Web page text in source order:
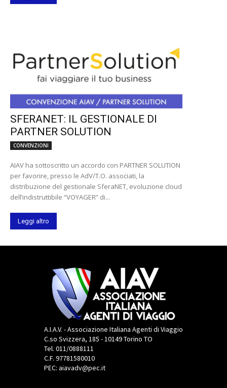
SFERANET: IL GESTIONALE DI
PARTNER SOLUTION
CONVENZIONI
AIAV ha sottoscritto un accordo con PARTNER SOLUTION
per favorire, presso le AdV/T.O. associati, la
distribuzione del gestionale SferaNET, evoluzione cloud
dell’indistruttibile “VOYAGER” di...
Leggi altro
A.I.A.V. - Associazione Italiana Agenti di Viaggio
C.so Svizzera, 185 - 10149 Torino TO
Tel. 011/0888111
C.F. 97781580010
PEC: aiavadv@pec.it